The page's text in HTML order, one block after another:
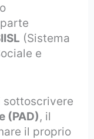
(Sistema
e
sottoscrivere
(PAD), il
il proprio